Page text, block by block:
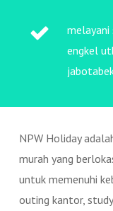
engkel
NPW Holiday
murah yang
untuk memenuhi
outing kantor,